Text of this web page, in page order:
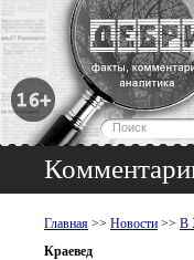
Главная >> Новости >> В
Краевед